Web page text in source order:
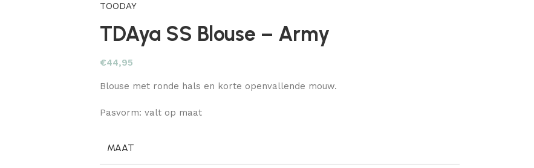
TOODAY
TDAya SS Blouse – Army
€44,95
Blouse met ronde hals en korte openvallende mouw.
Pasvorm: valt op maat
MAAT